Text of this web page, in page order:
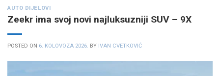
AUTO DIJELOVI
Zeekr ima svoj novi najluksuzniji SUV – 9X
POSTED ON 6. KOLOVOZA 2026. BY IVAN CVETKOVIĆ